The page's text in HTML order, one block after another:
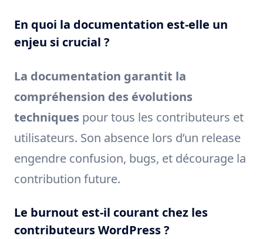
En quoi la documentation est-elle un
enjeu si crucial ?
La documentation garantit la
compréhension des évolutions
techniques pour tous les contributeurs et
utilisateurs. Son absence lors d’un release
engendre confusion, bugs, et décourage la
contribution future.
Le burnout est-il courant chez les
contributeurs WordPress ?